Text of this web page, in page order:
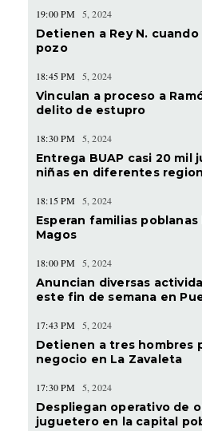
19:00 PM 5, 2024
Detienen a Rey N.
pozo
18:45 PM 5, 2024
Vinculan a proceso a
delito de estupro
18:30 PM 5, 2024
Entrega BUAP casi 20 mil
niñas en diferentes
18:15 PM 5, 2024
Esperan familias
Magos
18:00 PM 5, 2024
Anuncian diversas
este fin de semana en
17:43 PM 5, 2024
Detienen a tres hombres
negocio en La Zavaleta
17:30 PM 5, 2024
Despliegan operativo de
juguetero en la capital